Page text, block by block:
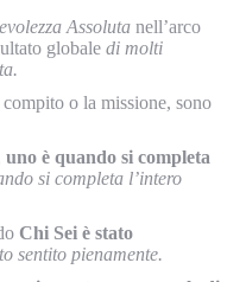
Assoluta nell’arco
globale di molti
o la missione, sono
uno è quando si completa
si completa l’intero
Chi Sei è stato
sentito pienamente.